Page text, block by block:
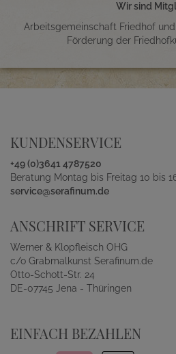
Wir sind
Arbeitsgemeinschaft Friedhof
Förderung der
KUNDENSERVICE
+49 (0)3641 4787520
Beratung Montag bis Freitag 10 bis
service@serafinum.de
ANSCHRIFT SERVICE
Werner & Klopfleisch OHG
c/o Grabmalkunst Serafinum.de
Otto-Schott-Str. 24
DE-07745 Jena - Thüringen
EINFACH BEZAHLEN